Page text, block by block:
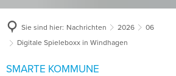
Sie sind hier: Nachrichten 2026
06
Digitale Spieleboxx in Windhagen
SMARTE KOMMUNE